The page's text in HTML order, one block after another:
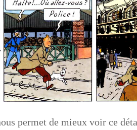
permet de mieux voir ce